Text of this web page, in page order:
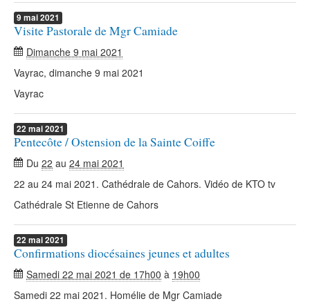
9 mai2021
Visite Pastorale de Mgr Camiade
Dimanche 9 mai 2021
Vayrac, dimanche 9 mai 2021
Vayrac
22 mai2021
Pentecôte / Ostension de la Sainte Coiffe
Du 22 au 24 mai 2021
22 au 24 mai 2021. Cathédrale de Cahors. Vidéo de KTO tv
Cathédrale St Etienne de Cahors
22 mai2021
Confirmations diocésaines jeunes et adultes
Samedi 22 mai 2021 de 17h00 à 19h00
Samedi 22 mai 2021. Homélie de Mgr Camiade